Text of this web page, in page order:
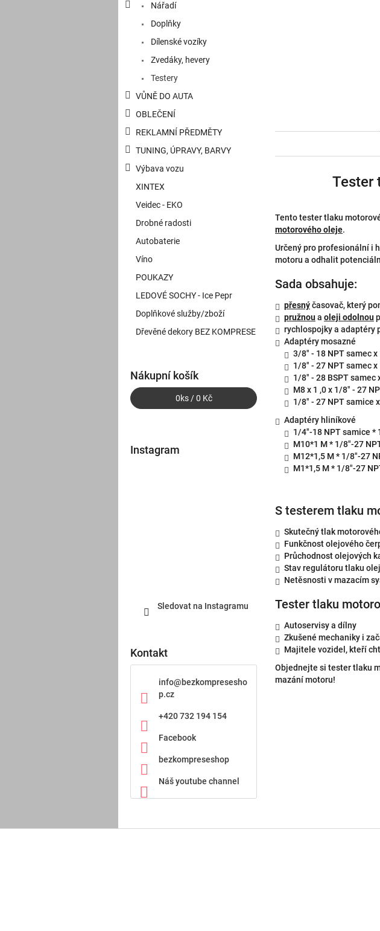
Nářadí
Doplňky
Dílenské vozíky
Zvedáky, hevery
Testery
VŮNĚ DO AUTA
OBLEČENÍ
REKLAMNÍ PŘEDMĚTY
TUNING, ÚPRAVY, BARVY
Výbava vozu
XINTEX
Veidec - EKO
Drobné radosti
Autobaterie
Víno
POUKAZY
LEDOVÉ SOCHY - Ice Pepr
Doplňkové služby/zboží
Dřevěné dekory BEZ KOMPRESE
Nákupní košík
0ks /0 Kč
Instagram
Sledovat na Instagramu
Kontakt
info@bezkompresesho
p.cz
+420 732 194 154
Facebook
bezkompreseshop
Náš youtube channel
Tester
Tento tester tlaku
motorového oleje.
Určený pro profesionální i
motoru a odhalit
Sada obsahuje:
přesnýčasovač, který
pružnoua oleji odolnou
rychlospojky a adaptéry
Adaptéry mosazné
3/8" - 18 NPT samec
1/8" - 27 NPT samec
1/8" - 28 BSPT samec
M8 x 1 ,0 x 1/8" - 27
1/8" - 27 NPT samice
Adaptéry hliníkové
1/4"-18 NPT samice *
M10*1 M * 1/8"-27
M12*1,5 M * 1/8"-27
M1*1,5 M * 1/8"-27
S testerem tlaku
Skutečný tlak
Funkčnost olejového
Průchodnost olejových
Stav regulátoru tlaku
Netěsnosti v mazacím
Tester tlaku
Autoservisy a dílny
Zkušené mechaniky i
Majitele vozidel, kteří
Objednejte si tester tlaku
mazání motoru!